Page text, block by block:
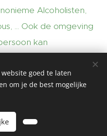
Alcoholisten,
... Ook de omgeving
kan
werkzaam in
Bronnen.
goed te laten
om je de best mogelijke